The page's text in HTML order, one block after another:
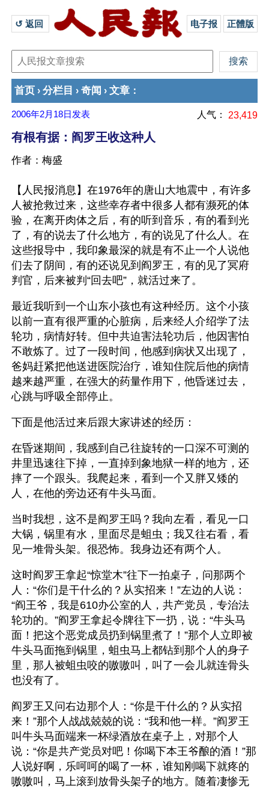
↺ 返回 电子报 正體版
首页 › 分栏目 › 奇闻 › 文章 ：
2006年2月18日 发表 人气： 23,419
有根有据：阎罗王收这种人
作者：梅盛
【人民报消息】在1976年的唐山大地震中，有许多
人被抢救过来，这些幸存者中很多人都有濒死的体
验，在离开肉体之后，有的听到音乐，有的看到光
了，有的说去了什么地方，有的说见了什么人。在
这些报导中，我印象最深的就是有不止一个人说他
们去了阴间，有的还说见到阎罗王，有的见了冥府
判官，后来被判“回去吧”，就活过来了。
最近我听到一个山东小孩也有这种经历。这个小孩
以前一直有很严重的心脏病，后来经人介绍学了法
轮功，病情好转。但中共迫害法轮功后，他因害怕
不敢炼了。过了一段时间，他感到病状又出现了，
爸妈赶紧把他送进医院治疗，谁知住院后他的病情
越来越严重，在强大的药量作用下，他昏迷过去，
心跳与呼吸全部停止。
下面是他活过来后跟大家讲述的经历：
在昏迷期间，我感到自己往旋转的一口深不可测的
井里迅速往下掉，一直掉到象地狱一样的地方，还
摔了一个跟头。我爬起来，看到一个又胖又矮的
人，在他的旁边还有牛头马面。
当时我想，这不是阎罗王吗？我向左看，看见一口
大锅，锅里有水，里面尽是蛆虫；我又往右看，看
见一堆骨头架。很恐怖。我身边还有两个人。
这时阎罗王拿起“惊堂木”往下一拍桌子，问那两个
人：“你们是干什么的？从实招来！”左边的人说：
“阎王爷，我是610办公室的人，共产党员，专治法
轮功的。”阎罗王拿起令牌往下一扔，说：“牛头马
面！把这个恶党成员扔到锅里煮了！”那个人立即被
牛头马面拖到锅里，蛆虫马上都钻到那个人的身子
里，那人被蛆虫咬的嗷嗷叫，叫了一会儿就连骨头
也没有了。
阎罗王又问右边那个人：“你是干什么的？从实招
来！”那个人战战兢兢的说：“我和他一样。”阎罗王
叫牛头马面端来一杯绿酒放在桌子上，对那个人
说：“你是共产党员对吧！你喝下本王爷酿的酒！”那
人说好啊，乐呵呵的喝了一杯，谁知刚喝下就疼的
嗷嗷叫，马上滚到放骨头架子的地方。随着凄惨无